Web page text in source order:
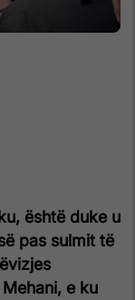
është duke u
pas sulmit të
e ku